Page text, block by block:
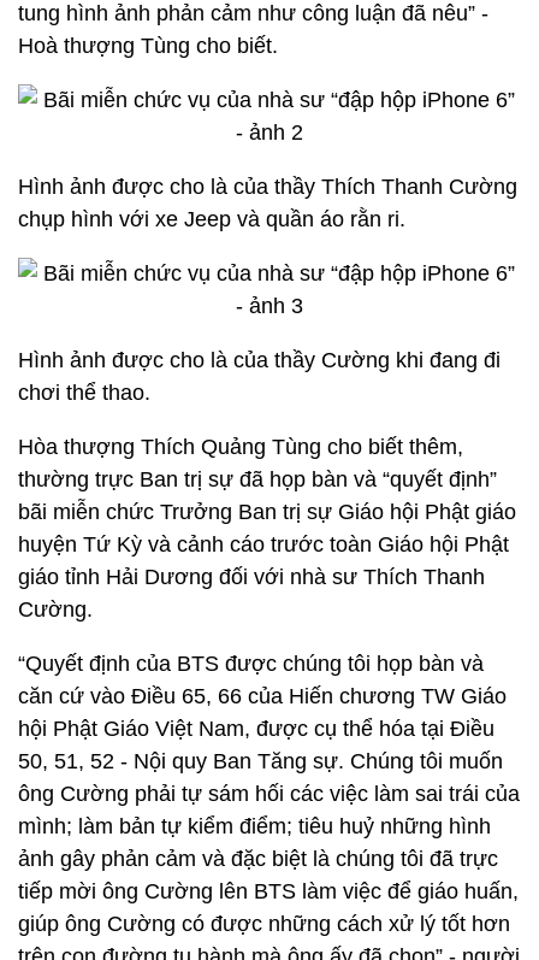
tung hình ảnh phản cảm như công luận đã nêu” -
Hoà thượng Tùng cho biết.
Hình ảnh được cho là của thầy Thích Thanh Cường
chụp hình với xe Jeep và quần áo rằn ri.
Hình ảnh được cho là của thầy Cường khi đang đi
chơi thể thao.
Hòa thượng Thích Quảng Tùng cho biết thêm,
thường trực Ban trị sự đã họp bàn và “quyết định”
bãi miễn chức Trưởng Ban trị sự Giáo hội Phật giáo
huyện Tứ Kỳ và cảnh cáo trước toàn Giáo hội Phật
giáo tỉnh Hải Dương đối với nhà sư Thích Thanh
Cường.
“Quyết định của BTS được chúng tôi họp bàn và
căn cứ vào Điều 65, 66 của Hiến chương TW Giáo
hội Phật Giáo Việt Nam, được cụ thể hóa tại Điều
50, 51, 52 - Nội quy Ban Tăng sự. Chúng tôi muốn
ông Cường phải tự sám hối các việc làm sai trái của
mình; làm bản tự kiểm điểm; tiêu huỷ những hình
ảnh gây phản cảm và đặc biệt là chúng tôi đã trực
tiếp mời ông Cường lên BTS làm việc để giáo huấn,
giúp ông Cường có được những cách xử lý tốt hơn